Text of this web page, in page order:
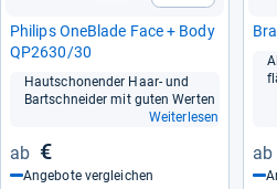
Phi­lips OneB­lade Face + Body
QP2630/30
Haut­scho­nen­der Haar-​ und
Bart­schnei­der mit guten Wer­ten
Weiterlesen
€
Angebote vergleichen